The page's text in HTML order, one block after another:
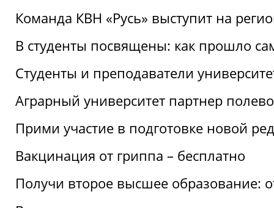
Команда КВН «Русь» выступит на
В студенты посвящены: как прошло
Студенты и преподаватели
Аграрный университет партнер
Прими участие в подготовке новой
Вакцинация от гриппа – бесплатно
Получи второе высшее образование: